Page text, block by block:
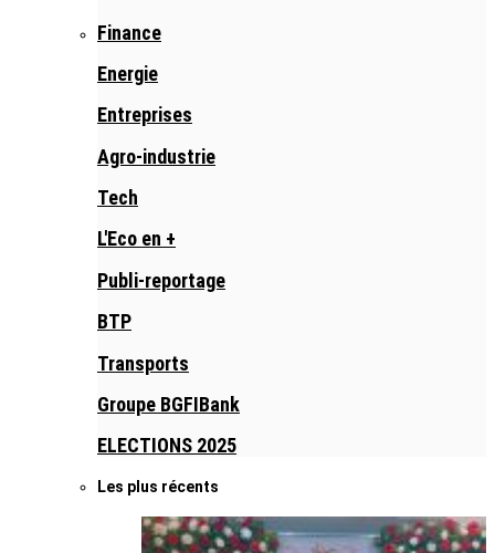
Finance
Energie
Entreprises
Agro-industrie
Tech
L'Eco en +
Publi-reportage
BTP
Transports
Groupe BGFIBank
ELECTIONS 2025
Les plus récents